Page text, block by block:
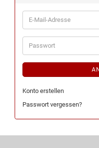
Konto erstellen
Passwort vergessen?